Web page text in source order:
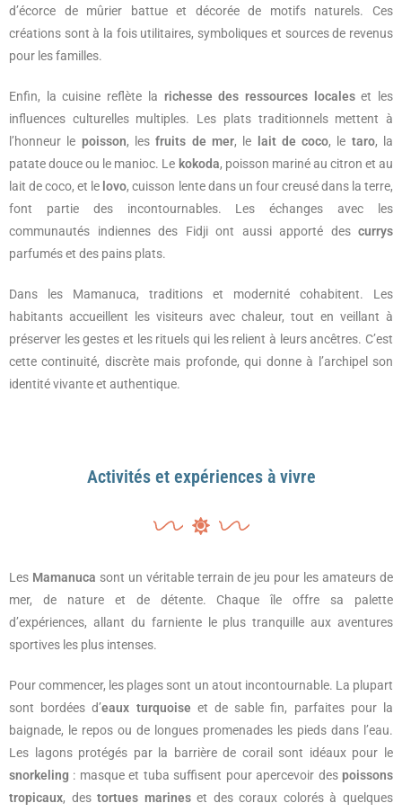
d’écorce de mûrier battue et décorée de motifs naturels. Ces
créations sont à la fois utilitaires, symboliques et sources de revenus
pour les familles.
Enfin, la cuisine reflète la richesse des ressources localeset les
influences culturelles multiples. Les plats traditionnels mettent à
l’honneur le poisson, lesfruits de mer, le lait de coco, le taro, la
patate douce ou le manioc. Le kokoda, poisson mariné au citron et au
lait de coco, et le lovo, cuisson lente dans un four creusé dans la terre,
font partie des incontournables. Les échanges avec les
communautés indiennes des Fidji ont aussi apporté des currys
parfumés et des pains plats.
Dans les Mamanuca, traditions et modernité cohabitent. Les
habitants accueillent les visiteurs avec chaleur, tout en veillant à
préserver les gestes et les rituels qui les relient à leurs ancêtres. C’est
cette continuité, discrète mais profonde, qui donne à l’archipel son
identité vivante et authentique.
Activités et expériences à vivre
Les Mamanuca sont un véritable terrain de jeu pour les amateurs de
mer, de nature et de détente. Chaque île offre sa palette
d’expériences, allant du farniente le plus tranquille aux aventures
sportives les plus intenses.
Pour commencer, les plages sont un atout incontournable. La plupart
sont bordées d’eaux turquoise et de sable fin, parfaites pour la
baignade, le repos ou de longues promenades les pieds dans l’eau.
Les lagons protégés par la barrière de corail sont idéaux pour le
snorkeling : masque et tuba suffisent pour apercevoir des poissons
tropicaux, destortues marineset des coraux colorés à quelques